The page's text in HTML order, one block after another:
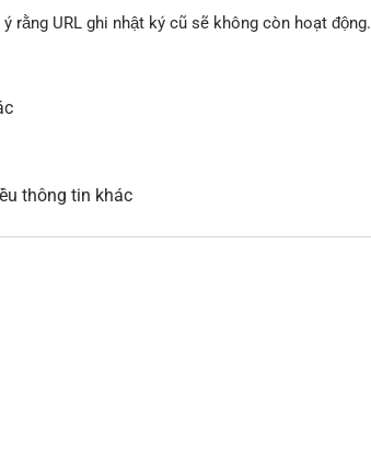
rằng URL ghi nhật ký cũ sẽ không còn hoạt động.
thông tin khác